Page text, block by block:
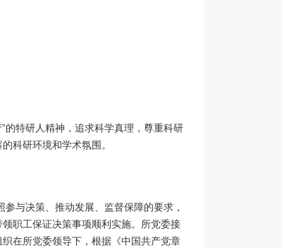
的特研人精神，追求科学真理，尊重科研
科研环境和学术氛围。
与决策、推动发展、监督保障的要求，
职工保证决策事项顺利实施。所党委接
在所党委领导下，根据《中国共产党章